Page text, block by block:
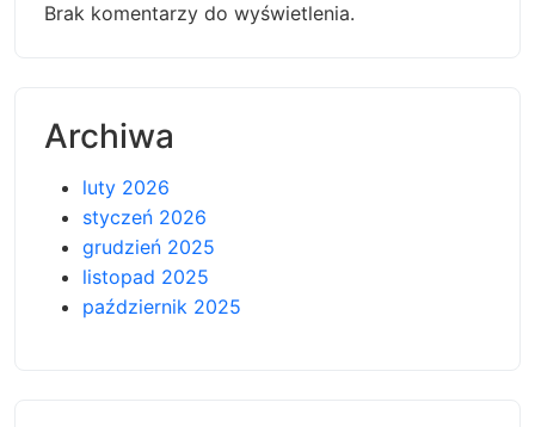
Brak komentarzy do wyświetlenia.
Archiwa
luty 2026
styczeń 2026
grudzień 2025
listopad 2025
październik 2025